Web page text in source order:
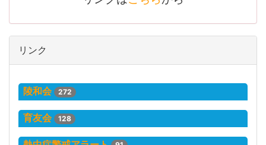
リンク
陵和会 272
育友会 128